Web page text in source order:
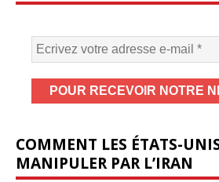
COMMENT LES ÉTATS-
MANIPULER PAR L’IRAN